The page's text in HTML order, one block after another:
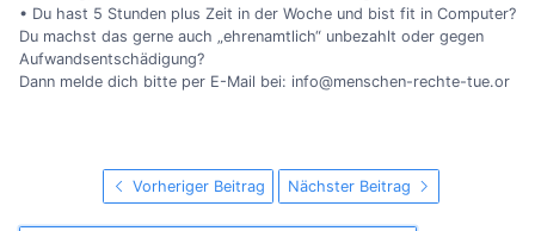
• Du hast 5 Stunden plus Zeit in der Woche und bist fit in Computer?
Du machst das gerne auch „ehrenamtlich“ unbezahlt oder gegen
Aufwandsentschädigung?
Dann melde dich bitte per E-Mail bei: info@menschen-rechte-tue.or
Vorheriger Beitrag Nächster Beitrag